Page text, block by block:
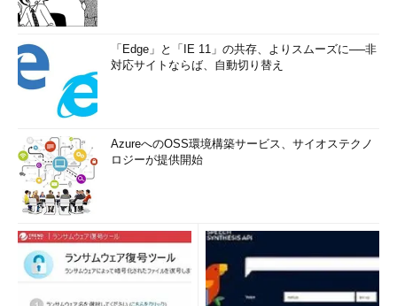
「Edge」と「IE 11」の共存、よりスムーズに──非
対応サイトならば、自動切り替え
AzureへのOSS環境構築サービス、サイオステクノ
ロジーが提供開始